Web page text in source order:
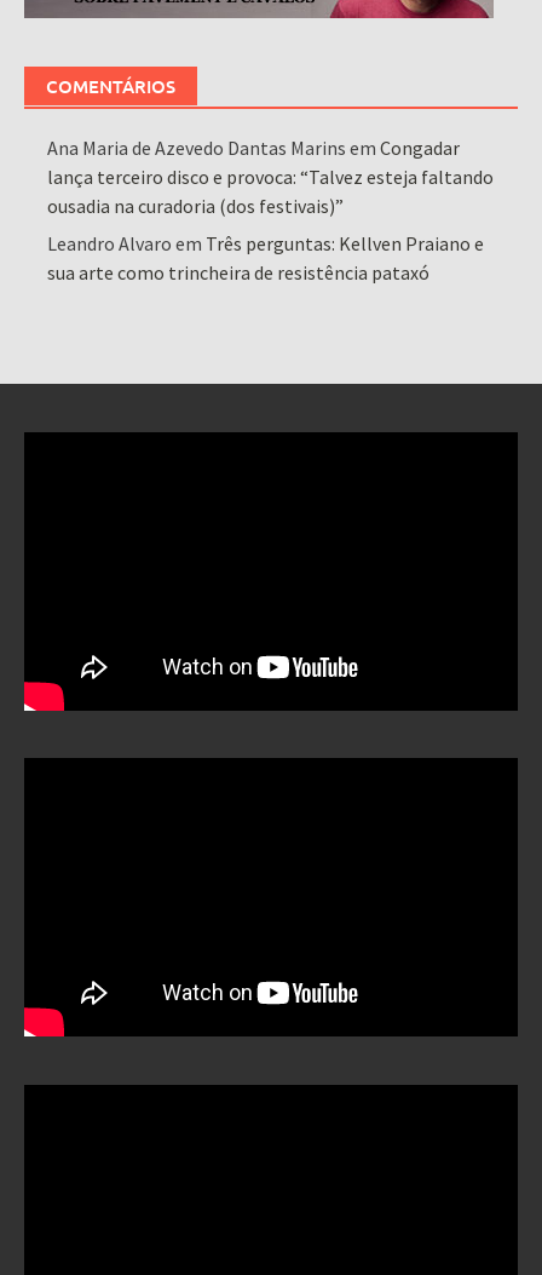
COMENTÁRIOS
Ana Maria de Azevedo Dantas Marins emCongadar
lança terceiro disco e provoca: “Talvez esteja faltando
ousadia na curadoria (dos festivais)”
Leandro Alvaro em Três perguntas: Kellven Praiano e
sua arte como trincheira de resistência pataxó